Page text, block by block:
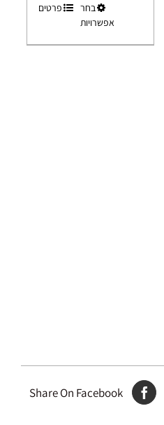
בחר
אפשרויות
למוצר
זה
יש
פרטים
Share On Facebook